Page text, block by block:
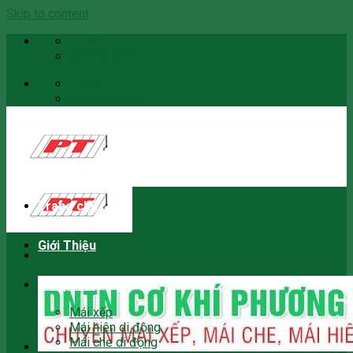
Skip to content
Trang chủ
Giới Thiệu
Sản phẩm
Mái xếp
Mái hiên di động
Mái che di động